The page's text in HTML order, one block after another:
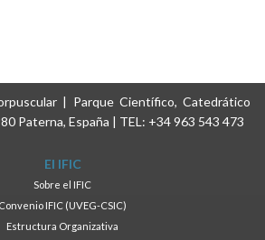
| Parque Científico, Catedrático
Paterna, España | TEL: +34 963 543 473
El IFIC
Sobre el IFIC
Convenio IFIC (UVEG-CSIC)
Estructura Organizativa